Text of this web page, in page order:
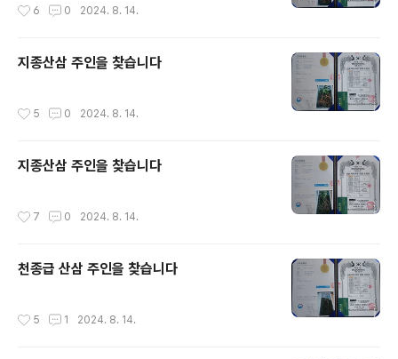
6 0 2024. 8. 14.
지종산삼 주인을 찾습니다
5 0 2024. 8. 14.
지종산삼 주인을 찾습니다
7 0 2024. 8. 14.
천종급 산삼 주인을 찾습니다
5 1 2024. 8. 14.